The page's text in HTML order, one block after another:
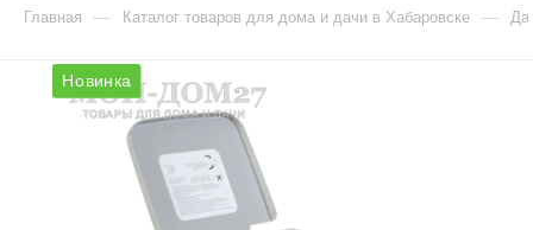
Главная — Каталог товаров для дома и дачи в Хабаровске —
Новинка